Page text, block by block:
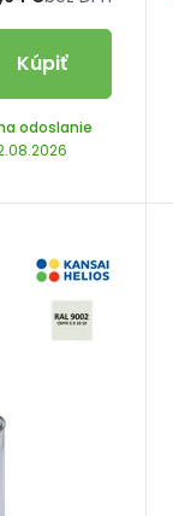
Kúpiť
odoslanie